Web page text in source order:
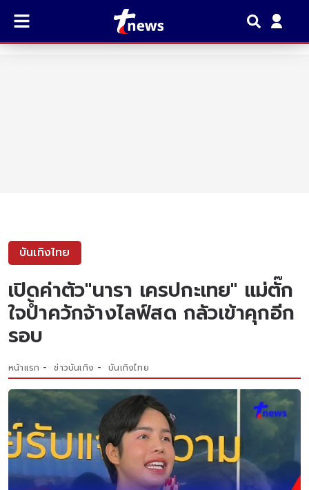
บันเทิงไทย
เปิดค่าตัว"นารา เครปกะเทย" แม่ตั๊ก
ใจป้ำควักจ้างไลฟ์สด กลัวเข้าคุกอีก
รอบ
หน้าแรก ข่าวบันเทิง บันเทิงไทย